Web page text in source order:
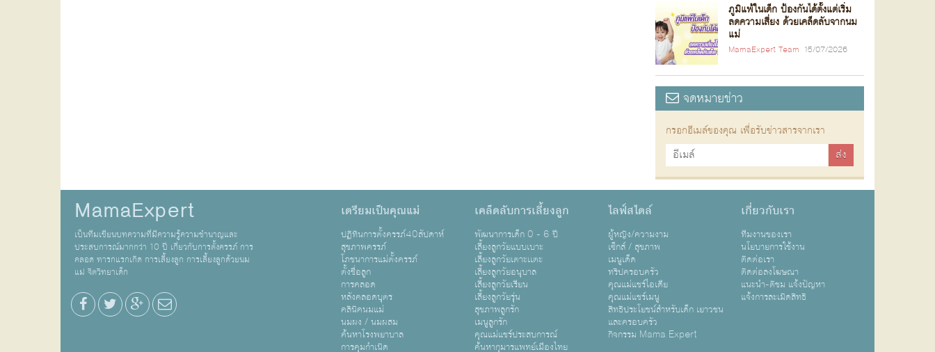
ภูมิแพ้ในเด็ก ป้องกันได้ตั้งแต่เริ่ม
ลดความเสี่ยง ด้วยเคล็ดลับจากนม
แม่
MamaExpert Team 15/07/2026
จดหมายข่าว
กรอกอีเมล์ของคุณ เพื่อรับข่าวสารจากเรา
MamaExpert
เป็นทีมเขียนบทความที่มีความรู้ความชำนาญและ
ประสบการณ์มากกว่า 10 ปี เกี่ยวกับการตั้งครรภ์ การ
คลอด ทารกแรกเกิด การเลี้ยงลูก การเลี้ยงลูกด้วยนม
แม่ จิตวิทยาเด็ก
เตรียมเป็นคุณแม่
ปฏิทินการตั้งครรภ์40สัปดาห์
สุขภาพครรภ์
โภชนาการแม่ตั้งครรภ์
ตั้งชื่อลูก
การคลอด
หลังคลอดบุตร
คลินิคนมแม่
นมผง / นมผสม
ค้นหาโรงพยาบาล
การคุมกำเนิด
เคล็ดลับการเลี้ยงลูก
พัฒนาการเด็ก 0 - 6 ปี
เลี้ยงลูกวัยแบบเบาะ
เลี้ยงลูกวัยเตาะเเตะ
เลี้ยงลูกวัยอนุบาล
เลี้ยงลูกวัยเรียน
เลี้ยงลูกวัยรุ่น
สุขภาพลูกรัก
เมนูลูกรัก
คุณแม่แชร์ประสบการณ์
ค้นหากุมารแพทย์เมืองไทย
ไลฟ์สไตล์
ผู้หญิง/ความงาม
เซ็กส์ / สุขภาพ
เมนูเด็ด
ทริปครอบครัว
คุณแม่แชร์ไอเดีย
คุณแม่แชร์เมนู
สิทธิประโยชน์สำหรับเด็ก เยาวชน
และครอบครัว
กิจกรรม Mama Expert
เกี่ยวกับเรา
ทีมงานของเรา
นโยบายการใช้งาน
ติดต่อเรา
ติดต่อลงโฆษณา
แนะนำ-ติชม แจ้งปัญหา
แจ้งการละเมิดสิทธิ